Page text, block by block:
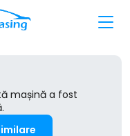
mașină a fost